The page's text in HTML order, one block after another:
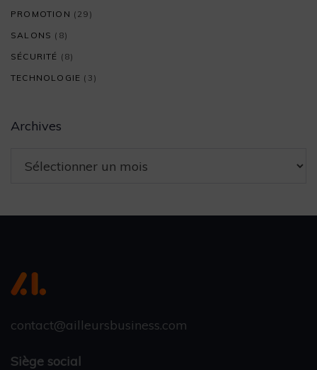
PROMOTION (29)
SALONS (8)
SÉCURITÉ (8)
TECHNOLOGIE (3)
Archives
contact@ailleursbusiness.com
Siège social